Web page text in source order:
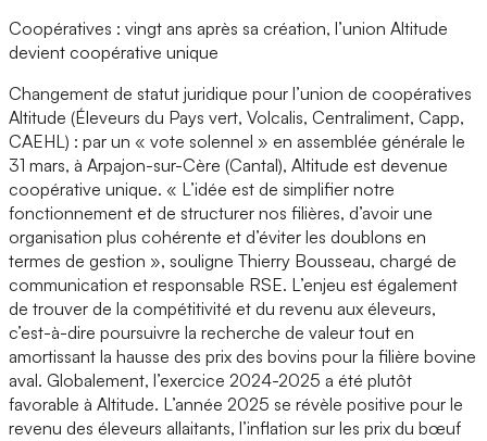
Coopératives : vingt ans après sa création, l’union Altitude
devient coopérative unique
Changement de statut juridique pour l’union de coopératives
Altitude (Éleveurs du Pays vert, Volcalis, Centraliment, Capp,
CAEHL) : par un « vote solennel » en assemblée générale le
31 mars, à Arpajon-sur-Cère (Cantal), Altitude est devenue
coopérative unique. « L’idée est de simplifier notre
fonctionnement et de structurer nos filières, d’avoir une
organisation plus cohérente et d’éviter les doublons en
termes de gestion », souligne Thierry Bousseau, chargé de
communication et responsable RSE. L’enjeu est également
de trouver de la compétitivité et du revenu aux éleveurs,
c’est-à-dire poursuivre la recherche de valeur tout en
amortissant la hausse des prix des bovins pour la filière bovine
aval. Globalement, l’exercice 2024-2025 a été plutôt
favorable à Altitude. L’année 2025 se révèle positive pour le
revenu des éleveurs allaitants, l’inflation sur les prix du bœuf